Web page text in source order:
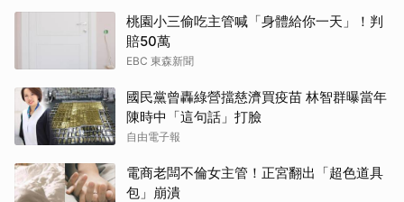
桃園小三偷吃主管喊「身體給你一天」！判
賠50萬
EBC 東森新聞
國民黨曾轟綠營擋慈濟買疫苗 林智群曝當年
陳時中「這句話」打臉
自由電子報
電商老闆不倫女主管！正宮翻出「超色道具
包」崩潰